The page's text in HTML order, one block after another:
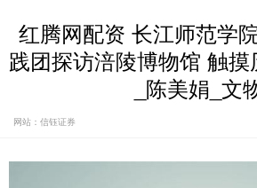
红腾网配资 长江师范学
践团探访涪陵博物馆 触
_陈美娟_文
网站：信钰证券